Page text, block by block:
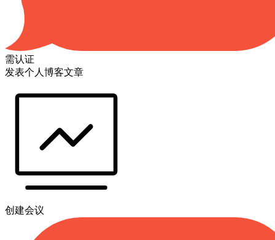
需认证
发表个人博客文章
创建会议